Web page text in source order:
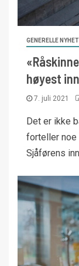
GENERELLE
høyest
7. juli 2021
Det er ikke
forteller noe
Sjåførens